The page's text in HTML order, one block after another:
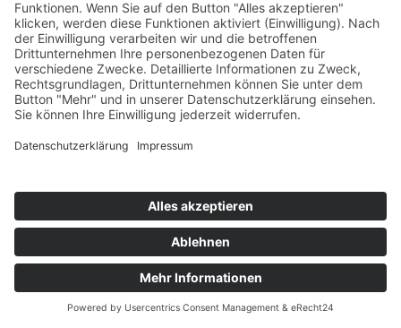
konventioneller auf biologische
Baumwolle umstellen, mit Baumwolle
aus der Übergangsphase. Dieser
Prozess dauert bis zu drei Jahre, in
denen die Bauern ökologische
Methoden anwenden und sich auf die
2012 verwendet das Unternehmen auch
recycelte Baumwolle für seine Jeans.
Baumwollabfälle werden gesammelt,
zerkleinert und zu neuem Garn
versponnen, wodurch Wasser, Energie